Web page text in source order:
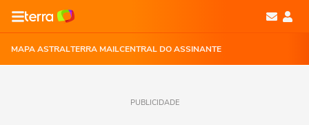
MAPA ASTRALTERRA MAILCENTRAL DO ASSINANTE
PUBLICIDADE